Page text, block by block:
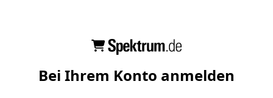
Bei Ihrem Konto anmelden